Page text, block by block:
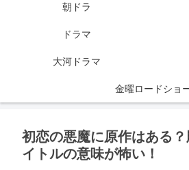
朝ドラ
ドラマ
大河ドラマ
金曜ロードショ
初恋の悪魔に原作はある
イトルの意味が怖い！